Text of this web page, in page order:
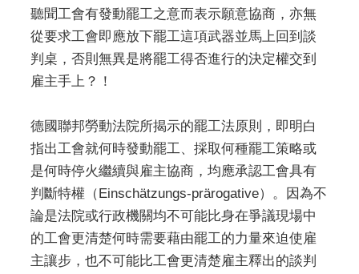
聽聞工會有發動罷工之意而表示願意協商，亦無
從要求工會即應放下罷工這項武器並馬上回到談
判桌，否則無異是將罷工得否進行的決定權交到
雇主手上？！
德國聯邦勞動法院所揭示的罷工法原則，即明白
指出工會就何時發動罷工、採取何種罷工策略或
是何時停火繼續與雇主協商，均應承認工會具有
判斷特權（Einschätzungs-prärogative）。因為不
論是法院或行政機關均不可能比身在爭議現場中
的工會更清楚何時需要藉由罷工的力量來迫使雇
主讓步，也不可能比工會更清楚雇主釋出的談判